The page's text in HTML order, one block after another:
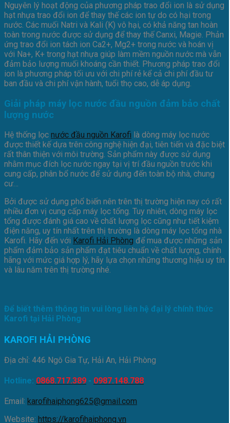
Nguyên lý hoạt động của phương pháp trao đổi ion là sử dụng
hạt nhựa trao đổi ion để thay thế các ion tự do có hại trong
nước. Các muối Natri và Kali (K) vô hại, có khả năng tan hoàn
toàn trong nước được sử dụng để thay thế Canxi, Magie. Phản
ứng trao đổi ion tách ion Ca2+, Mg2+ trong nước và hoán vị
với Na+, K+ trong hạt nhựa giúp làm mềm nguồn nước mà vẫn
đảm bảo lượng muối khoáng cần thiết. Phương pháp trao đổi
ion là phương pháp tối ưu với chi phí rẻ kể cả chi phí đầu tư
ban đầu và chi phí vận hành, tuổi thọ cao, dễ áp dụng.
Giải pháp máy lọc nước đầu nguồn đảm bảo chất
lượng nước
Hệ thống lọc nước đầu nguồn Karofi là dòng máy lọc nước
được thiết kế dựa trên công nghệ hiện đại, tiên tiến và đặc biệt
rất thân thiện với môi trường. Sản phẩm này được sử dụng
nhằm mục đích lọc nước ngay tại vị trí đầu nguồn trước khi
cung cấp, phân bổ nước để sử dụng đến toàn bộ nhà, chung
cư…
Bởi được sử dụng phổ biến nên trên thị trường hiện nay có rất
nhiều đơn vị cung cấp máy lọc tổng. Tuy nhiên, dòng máy lọc
tổng được đánh giá cao về chất lượng lọc cũng như tiết kiệm
điện năng, uy tín nhất trên thị trường là dòng máy lọc tổng nhà
Karofi. Hãy đến với Karofi Hải Phòng để mua được những sản
phẩm đảm bảo sản phẩm đạt tiêu chuẩn về chất lượng, chính
hãng với mức giá hợp lý, hãy lựa chọn những thương hiệu uy tín
và lâu năm trên thị trường nhé.
Để biết thêm thông tin vui lòng liên hệ đại lý chính thức
Karofi tại Hải Phòng
KAROFI HẢI PHÒNG
Địa chỉ: 446 Ngô Gia Tự, Hải An, Hải Phòng
Hotline: 0868.717.389 - 0987.148.788
Email: karofihaiphong625@gmail.com
Website: https://karofihaiphong.vn